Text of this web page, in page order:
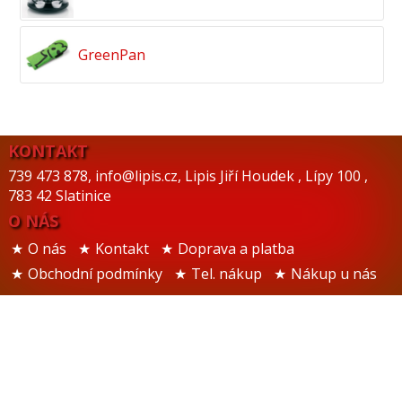
GreenPan
KONTAKT
739 473 878, info@lipis.cz, Lipis Jiří Houdek , Lípy 100 ,
783 42 Slatinice
O NÁS
O nás Kontakt
Doprava a platba
Obchodní podmínky
Tel. nákup Nákup u nás